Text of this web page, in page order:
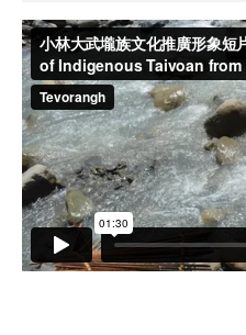
小林村故事多
五里埔
日光小林
小愛小林
媒體上的小林
誰是大武壠族